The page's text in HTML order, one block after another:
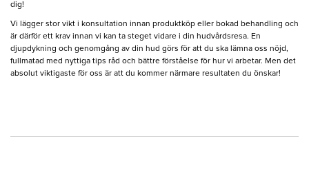
dig!
Vi lägger stor vikt i konsultation innan produktköp eller bokad behandling och
är därför ett krav innan vi kan ta steget vidare i din hudvårdsresa. En
djupdykning och genomgång av din hud görs för att du ska lämna oss nöjd,
fullmatad med nyttiga tips råd och bättre förståelse för hur vi arbetar. Men det
absolut viktigaste för oss är att du kommer närmare resultaten du önskar!